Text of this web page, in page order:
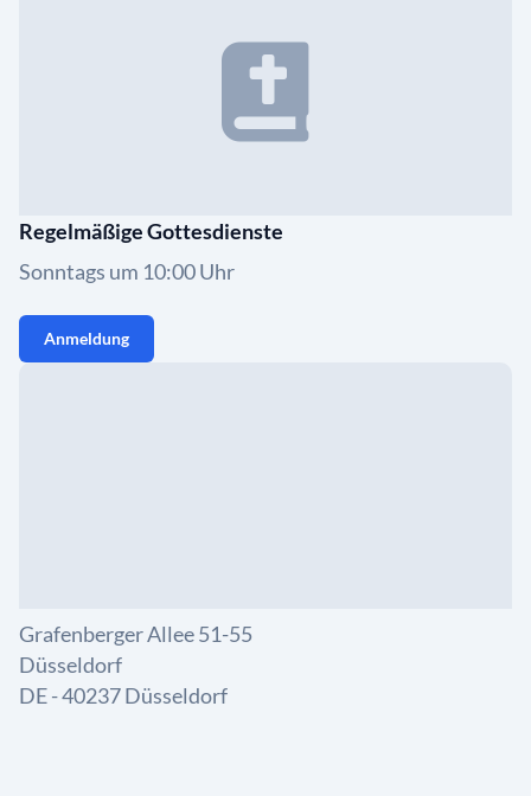
Regelmäßige Gottesdienste
Sonntags um 10:00 Uhr
Anmeldung
Grafenberger Allee 51-55
Düsseldorf
DE - 40237 Düsseldorf